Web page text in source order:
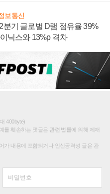
보통신
분기 글로벌 D램 점유율 39%
닉스와 13%p 격차
400byte)
를 훼손하는 댓글은 관련 법률에 의해 제재
가 내용에 포함되거나 인신공격성 글은 관